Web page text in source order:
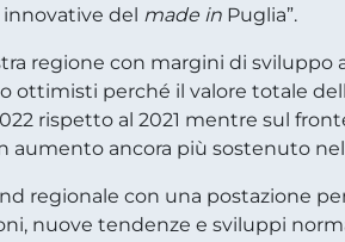
del made in Puglia”.
regione con margini di
ottimisti perché il valore totale
rispetto al 2021 mentre sul
aumento ancora più sostenuto
regionale con una postazione
nuove tendenze e sviluppi